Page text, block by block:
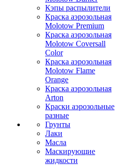
Кэпы распылители
Краска аэрозольная
Molotow Premium
Краска аэрозольная
Molotow Coversall
Color
Краска аэрозольная
Molotow Flame
Orange
Краска аэрозольная
Arton
Краски аэрозольные
разные
Грунты
Лаки
Масла
Маскирующие
жидкости